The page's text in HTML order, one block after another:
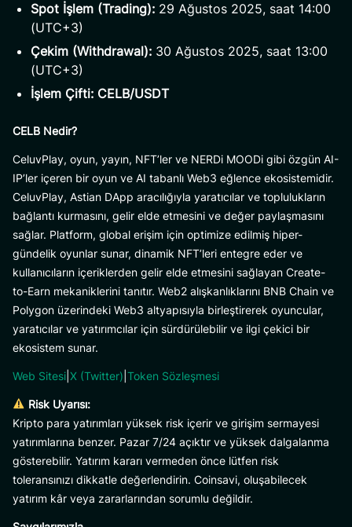
Spot İşlem (Trading): 29 Ağustos 2025, saat 14:00
(UTC+3)
Çekim (Withdrawal): 30 Ağustos 2025, saat 13:00
(UTC+3)
İşlem Çifti: CELB/USDT
CELB Nedir?
CeluvPlay, oyun, yayın, NFT’ler ve NERDi MOODi gibi özgün AI-
IP’ler içeren bir oyun ve AI tabanlı Web3 eğlence ekosistemidir.
CeluvPlay, Astian DApp aracılığıyla yaratıcılar ve toplulukların
bağlantı kurmasını, gelir elde etmesini ve değer paylaşmasını
sağlar. Platform, global erişim için optimize edilmiş hiper-
gündelik oyunlar sunar, dinamik NFT’leri entegre eder ve
kullanıcıların içeriklerden gelir elde etmesini sağlayan Create-
to-Earn mekaniklerini tanıtır. Web2 alışkanlıklarını BNB Chain ve
Polygon üzerindeki Web3 altyapısıyla birleştirerek oyuncular,
yaratıcılar ve yatırımcılar için sürdürülebilir ve ilgi çekici bir
ekosistem sunar.
Web Sitesi X (Twitter) Token Sözleşmesi
Risk Uyarısı:
Kripto para yatırımları yüksek risk içerir ve girişim sermayesi
yatırımlarına benzer. Pazar 7/24 açıktır ve yüksek dalgalanma
gösterebilir. Yatırım kararı vermeden önce lütfen risk
toleransınızı dikkatle değerlendirin. Coinsavi, oluşabilecek
yatırım kâr veya zararlarından sorumlu değildir.